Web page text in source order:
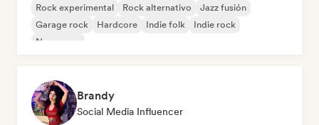
Rock experimental Rock alternativo
Jazz fusión
Garage rock
Hardcore Indie folk
Indie rock
New wave
Brandy
Social Media Influencer